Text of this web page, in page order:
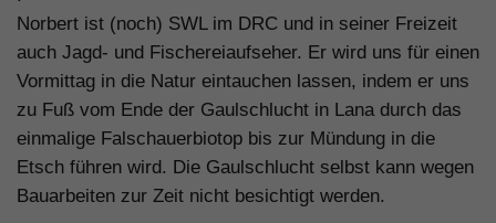
Norbert ist (noch) SWL im DRC und in seiner Freizeit
auch Jagd- und Fischereiaufseher. Er wird uns für einen
Vormittag in die Natur eintauchen lassen, indem er uns
zu Fuß vom Ende der Gaulschlucht in Lana durch das
einmalige Falschauerbiotop bis zur Mündung in die
Etsch führen wird. Die Gaulschlucht selbst kann wegen
Bauarbeiten zur Zeit nicht besichtigt werden.